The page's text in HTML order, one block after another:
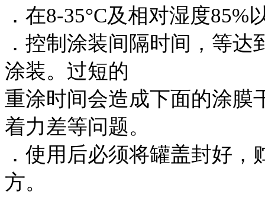
．在8-35°C及相对湿度85%
．控制涂装间隔时间，等
涂装。过短的
重涂时间会造成下面的涂膜
着力差等问题。
．使用后必须将罐盖封好，
方。